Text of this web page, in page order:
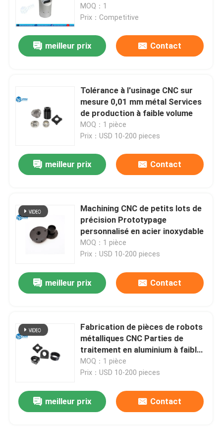
trous de montage de précision
MOQ：1
Prix：Competitive
meilleur prix Contact
Tolérance à l'usinage CNC sur
mesure 0,01 mm métal Services
de production à faible volume
MOQ：1 pièce
Prix：USD 10-200 pieces
meilleur prix Contact
Machining CNC de petits lots de
précision Prototypage
personnalisé en acier inoxydable
MOQ：1 pièce
Prix：USD 10-200 pieces
meilleur prix Contact
Fabrication de pièces de robots
métalliques CNC Parties de
traitement en aluminium à faible
volume
MOQ：1 pièce
Prix：USD 10-200 pieces
meilleur prix Contact